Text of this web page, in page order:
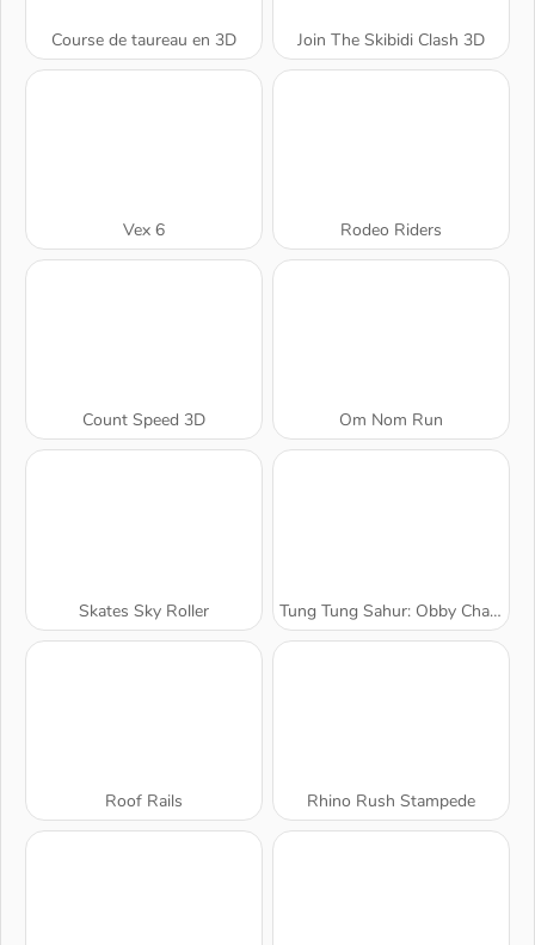
Course de taureau en 3D Join The Skibidi Clash 3D
Vex 6 Rodeo Riders
Count Speed 3D Om Nom Run
Skates Sky Roller Tung Tung Sahur: Obby Challenge
Roof Rails Rhino Rush Stampede